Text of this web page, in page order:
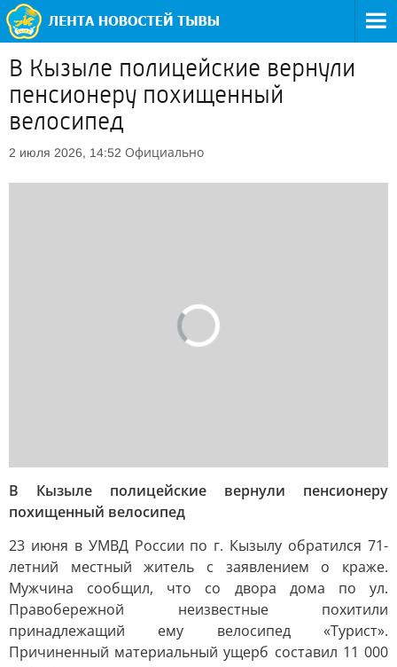
В Кызыле полицейские вернули
пенсионеру похищенный
велосипед
2 июля 2026, 14:52 Официально
В Кызыле полицейские вернули пенсионеру
похищенный велосипед
23 июня в УМВД России по г. Кызылу обратился 71-
летний местный житель с заявлением о краже.
Мужчина сообщил, что со двора дома по ул.
Правобережной неизвестные похитили
принадлежащий ему велосипед «Турист».
Причиненный материальный ущерб составил 11 000